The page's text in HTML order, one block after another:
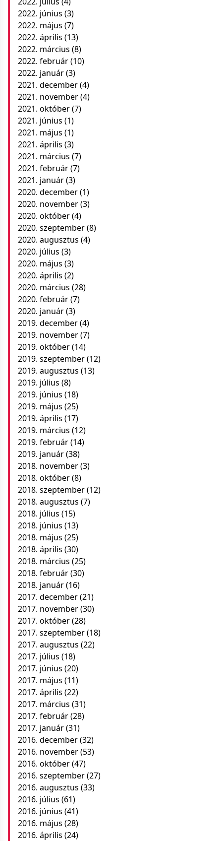
2022. június (3)
2022. május (7)
2022. április (13)
2022. március (8)
2022. február(10)
2022. január(3)
2021. december(4)
2021. november(4)
2021. október(7)
2021. június (1)
2021. május (1)
2021. április (3)
2021. március (7)
2021. február(7)
2021. január(3)
2020. december(1)
2020. november(3)
2020. október(4)
2020. szeptember(8)
2020. augusztus (4)
2020. július (3)
2020. május (3)
2020. április (2)
2020. március (28)
2020. február(7)
2020. január(3)
2019. december(4)
2019. november(7)
2019. október(14)
2019. szeptember(12)
2019. augusztus (13)
2019. július (8)
2019. június (18)
2019. május (25)
2019. április (17)
2019. március (12)
2019. február(14)
2019. január(38)
2018. november(3)
2018. október(8)
2018. szeptember(12)
2018. augusztus (7)
2018. július (15)
2018. június (13)
2018. május (25)
2018. április (30)
2018. március (25)
2018. február(30)
2018. január(16)
2017. december(21)
2017. november(30)
2017. október(28)
2017. szeptember(18)
2017. augusztus (22)
2017. július (18)
2017. június (20)
2017. május (11)
2017. április (22)
2017. március (31)
2017. február(28)
2017. január(31)
2016. december(32)
2016. november(53)
2016. október(47)
2016. szeptember(27)
2016. augusztus (33)
2016. július (61)
2016. június (41)
2016. május (28)
2016. április (24)